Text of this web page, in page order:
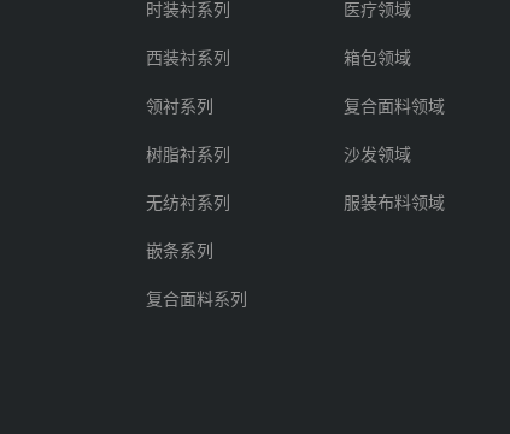
时装衬系列
西装衬系列
领衬系列
树脂衬系列
无纺衬系列
嵌条系列
复合面料系列
医疗领域
箱包领域
复合面料领域
沙发领域
服装布料领域